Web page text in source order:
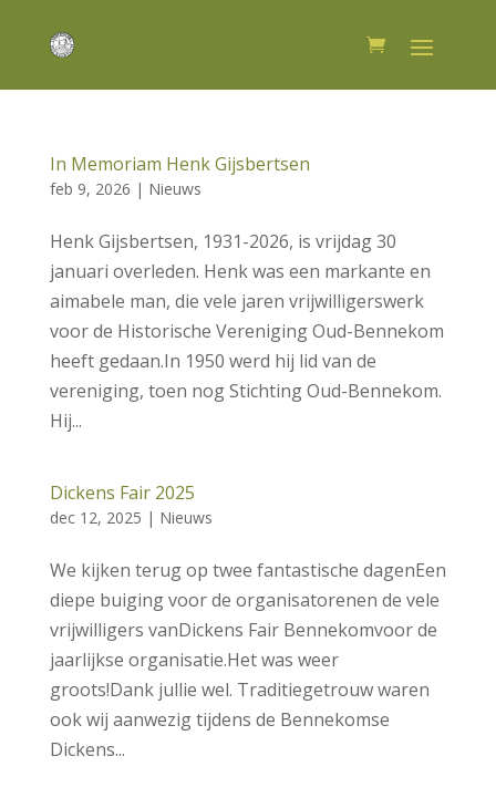
In Memoriam Henk Gijsbertsen
feb 9, 2026 | Nieuws
Henk Gijsbertsen, 1931-2026, is vrijdag 30
januari overleden. Henk was een markante en
aimabele man, die vele jaren vrijwilligerswerk
voor de Historische Vereniging Oud-Bennekom
heeft gedaan.In 1950 werd hij lid van de
vereniging, toen nog Stichting Oud-Bennekom.
Hij...
Dickens Fair 2025
dec 12, 2025 | Nieuws
We kijken terug op twee fantastische dagenEen
diepe buiging voor de organisatorenen de vele
vrijwilligers vanDickens Fair Bennekomvoor de
jaarlijkse organisatie.Het was weer
groots!Dank jullie wel. Traditiegetrouw waren
ook wij aanwezig tijdens de Bennekomse
Dickens...